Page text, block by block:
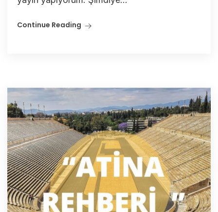
Continue Reading